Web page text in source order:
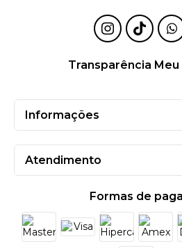
Informações
Transparência
Atendimento
Formas de